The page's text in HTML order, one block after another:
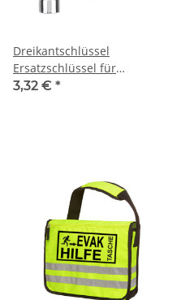
Dreikantschlüssel
Ersatzschlüssel für
Outdoorbox
3,32 € *